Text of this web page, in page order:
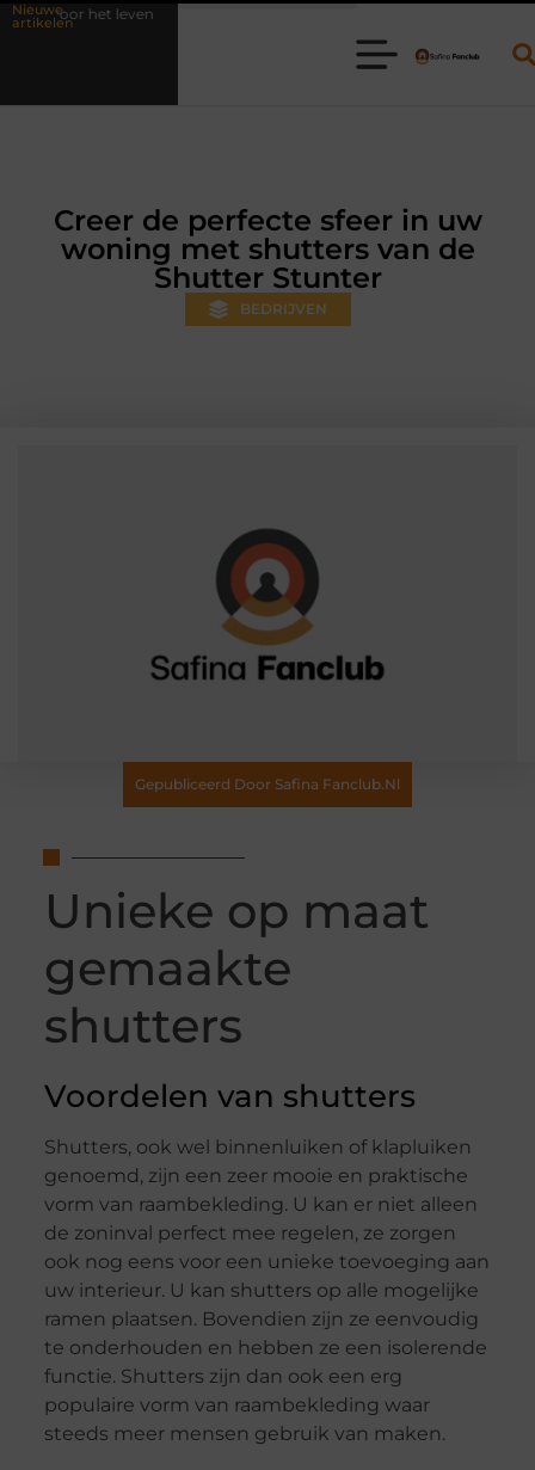
Nieuwe
artikelenWaarom online vlees bestellen steeds gewoner wordt
Creer de perfecte sfeer in uw
woning met shutters van de
Shutter Stunter
BEDRIJVEN
Gepubliceerd Door Safina Fanclub.nl
Unieke op maat
gemaakte
shutters
Voordelen van shutters
Shutters, ook wel binnenluiken of klapluiken
genoemd, zijn een zeer mooie en praktische
vorm van raambekleding. U kan er niet alleen
de zoninval perfect mee regelen, ze zorgen
ook nog eens voor een unieke toevoeging aan
uw interieur. U kan shutters op alle mogelijke
ramen plaatsen. Bovendien zijn ze eenvoudig
te onderhouden en hebben ze een isolerende
functie. Shutters zijn dan ook een erg
populaire vorm van raambekleding waar
steeds meer mensen gebruik van maken.